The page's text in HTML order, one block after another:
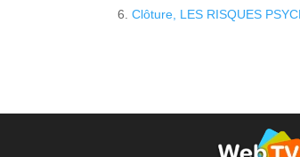
Clôture, LES RISQUES